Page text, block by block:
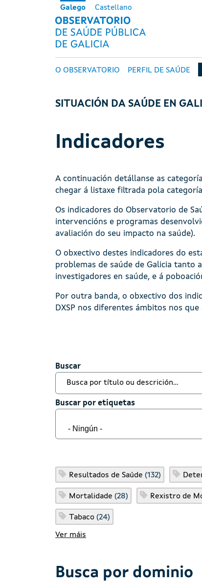
Ir o contido principalGalego Castellano
Navegación
O OBSERVATORIO PERFIL DE SAÚDE
SITUACIÓN DA SAÚDE EN
Indicadores
A continuación detállanse as
chegar á listaxe filtrada pola
Os indicadores do Observatorio de
intervencións e programas
avaliación do seu impacto na saúde).
O obxectivo destes indicadores do
problemas de saúde de Galicia tanto
investigadores en saúde, e á
Por outra banda, o obxectivo dos
DXSP nos diferentes ámbitos nos que
Buscar
Buscar
Buscar por etiquetas
Buscar por etiquetas
Resultados de Saúde (132)
Mortalidade (28) Rexistro de
Tabaco (24)
Ver máis
Busca por dominio